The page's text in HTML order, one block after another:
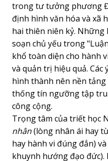
trong tư tưởng phương
định hình văn hóa và xã
hai thiên niên kỷ. Những
soạn chủ yếu trong
khổ toàn diện cho hành
và quản trị hiệu quả.
hình thành nên nền
thống tín ngưỡng tập
công cộng.
Trọng tâm của triết học
nhân(lòng nhân ái hay
hay hành vi đúng đắn) và
khuynh hướng đạo đức).